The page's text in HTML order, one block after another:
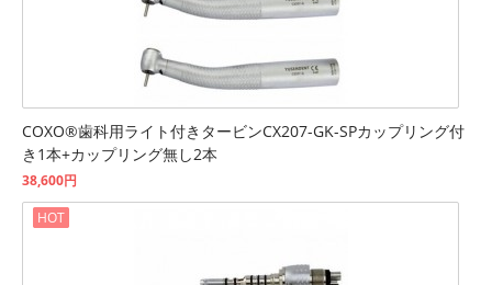
COXO®歯科用ライト付きタービンCX207-GK-SPカップリング付
き1本+カップリング無し2本
38,600円
HOT